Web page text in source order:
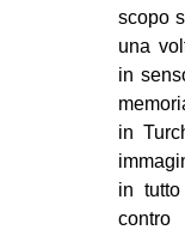
scopo
una
in
in
in